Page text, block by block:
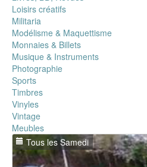
Loisirs créatifs
Militaria
Modélisme & Maquettisme
Monnaies & Billets
Musique & Instruments
Photographie
Sports
Timbres
Vinyles
Vintage
Meubles
Tous les Samedi